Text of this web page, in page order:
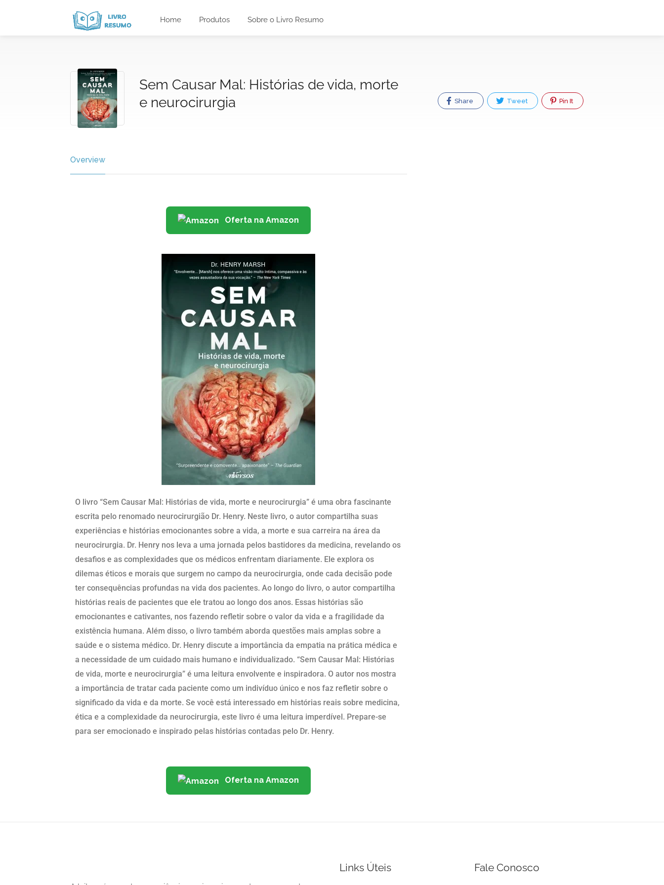
Home Produtos Sobre o Livro Resumo
Sem Causar Mal: Histórias de vida, morte
e neurocirurgia
Overview
Oferta na Amazon
O livro “Sem Causar Mal: Histórias de vida, morte e neurocirurgia” é uma obra fascinante
escrita pelo renomado neurocirurgião Dr. Henry. Neste livro, o autor compartilha suas
experiências e histórias emocionantes sobre a vida, a morte e sua carreira na área da
neurocirurgia. Dr. Henry nos leva a uma jornada pelos bastidores da medicina, revelando os
desafios e as complexidades que os médicos enfrentam diariamente. Ele explora os
dilemas éticos e morais que surgem no campo da neurocirurgia, onde cada decisão pode
ter consequências profundas na vida dos pacientes. Ao longo do livro, o autor compartilha
histórias reais de pacientes que ele tratou ao longo dos anos. Essas histórias são
emocionantes e cativantes, nos fazendo refletir sobre o valor da vida e a fragilidade da
existência humana. Além disso, o livro também aborda questões mais amplas sobre a
saúde e o sistema médico. Dr. Henry discute a importância da empatia na prática médica e
a necessidade de um cuidado mais humano e individualizado. “Sem Causar Mal: Histórias
de vida, morte e neurocirurgia” é uma leitura envolvente e inspiradora. O autor nos mostra
a importância de tratar cada paciente como um indivíduo único e nos faz refletir sobre o
significado da vida e da morte. Se você está interessado em histórias reais sobre medicina,
ética e a complexidade da neurocirurgia, este livro é uma leitura imperdível. Prepare-se
para ser emocionado e inspirado pelas histórias contadas pelo Dr. Henry.
Oferta na Amazon
Share Tweet Pin It
Links Úteis Fale Conosco